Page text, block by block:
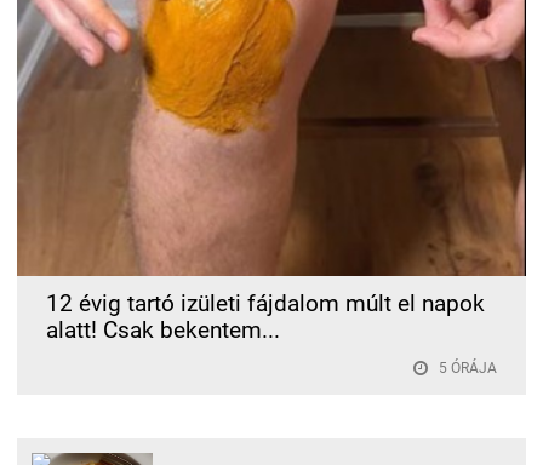
12 évig tartó izületi fájdalom múlt el napok
alatt! Csak bekentem...
5 ÓRÁJA